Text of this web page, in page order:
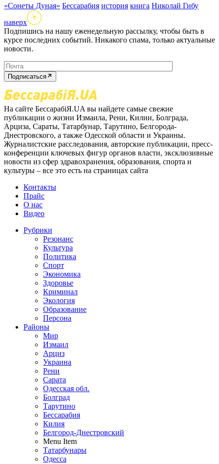
«Сонеты Дуная» Бессарабия история книга Николай Гибу
наверх
Подпишись на нашу еженедельную рассылку, чтобы быть в
курсе последних событий. Никакого спама, только актуальные
новости.
Подписаться
На сайте БессарабіЯ.UA вы найдете самые свежие
публикации о жизни Измаила, Рени, Килии, Болграда,
Арциза, Сараты, Татарбунар, Тарутино, Белгорода-
Днестровского, а также Одесской области и Украины.
Журналистские расследования, авторские публикации, пресс-
конференции ключевых фигур органов власти, эксклюзивные
новости из сфер здравохранения, образования, спорта и
культуры – все это есть на страницах сайта
Контакты
Прайс
О нас
Видео
Рубрики
Резонанс
Культура
Политика
Спорт
Экономика
Здоровье
Криминал
Экология
Образование
Персона
Районы
Мир
Измаил
Арциз
Украина
Рени
Сарата
Одесская обл.
Болград
Тарутино
Бессарабия
Килия
Белгород-Днестровский
Menu Item
Татарбунары
Одесса